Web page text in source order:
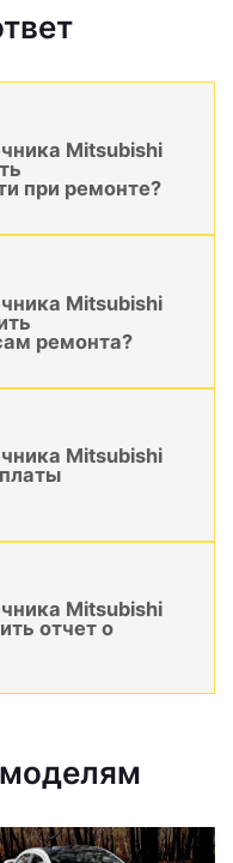
Mitsubishi
при ремонте?
Mitsubishi
ремонта?
Mitsubishi
Mitsubishi
отчет о